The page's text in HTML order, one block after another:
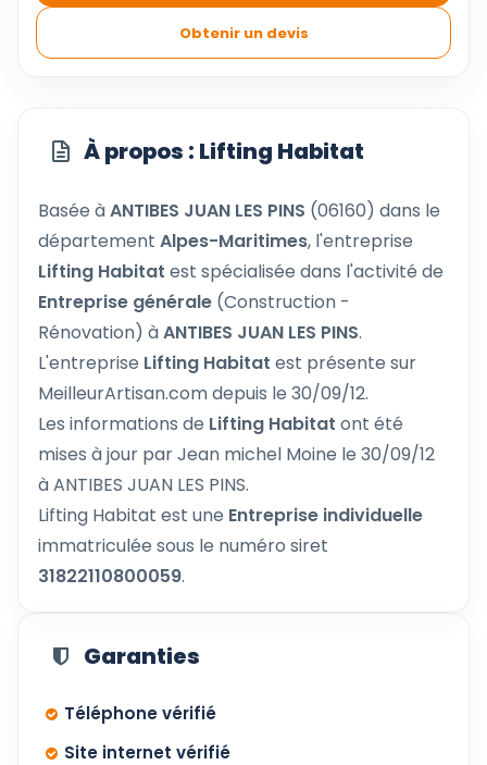
Obtenir un devis
À propos : Lifting Habitat
Basée àANTIBES JUAN LES PINS (06160) dans le
département Alpes-Maritimes, l'entreprise
Lifting Habitat est spécialisée dans l'activité de
Entreprise générale (Construction -
Rénovation) àANTIBES JUAN LES PINS.
L'entreprise Lifting Habitat est présente sur
MeilleurArtisan.com depuis le 30/09/12.
Les informations de Lifting Habitat ont été
mises à jour par Jean michel Moine le 30/09/12
à ANTIBES JUAN LES PINS.
Lifting Habitat est une Entreprise individuelle
immatriculée sous le numéro siret
31822110800059.
Garanties
Téléphone vérifié
Site internet vérifié